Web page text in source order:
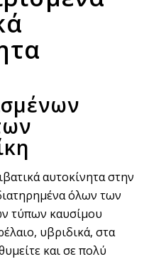
αυτοκίνητα στην
όλων των
τύπων καυσίμου
υβριδικά, στα
και σε πολύ